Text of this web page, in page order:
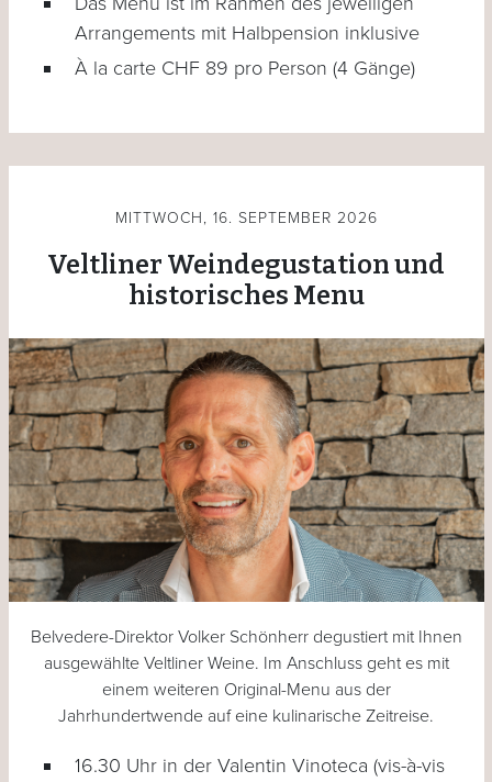
Arrangements mit Halbpension inklusive
À la carte CHF 89 pro Person (4 Gänge)
MITTWOCH, 16. SEPTEMBER 2026
Veltliner Weindegustation und
historisches Menu
Belvedere-Direktor Volker Schönherr degustiert mit Ihnen
ausgewählte Veltliner Weine. Im Anschluss geht es mit
einem weiteren Original-Menu aus der
Jahrhundertwende auf eine kulinarische Zeitreise.
16.30 Uhr in der Valentin Vinoteca (vis-à-vis